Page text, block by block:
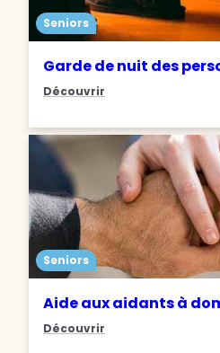
Seniors
Garde de nuit des
Découvrir
Seniors
Aide aux aidants à
Découvrir